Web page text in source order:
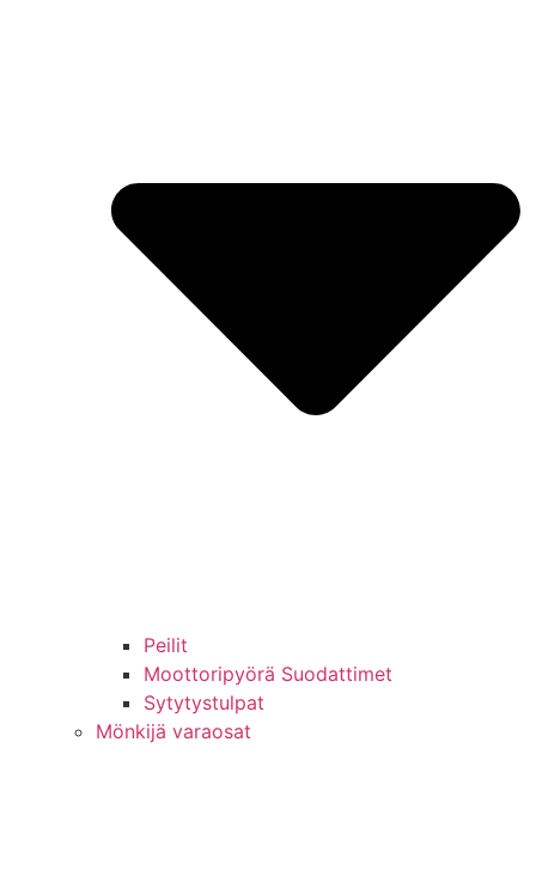
Peilit
Moottoripyörä Suodattimet
Sytytystulpat
Mönkijä varaosat